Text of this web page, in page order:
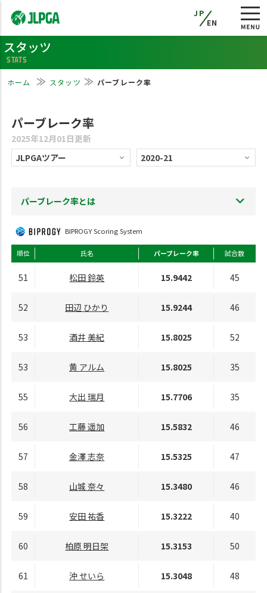
JP
EN
スタッツ
STATS
ホーム スタッツ パーブレーク率
パーブレーク率
2025年12月01日更新
パーブレーク率とは
BIPROGY Scoring System
順位 氏名 パーブレーク率 試合数
51 松田 鈴英 15.9442 45
52 田辺 ひかり 15.9244 46
53 酒井 美紀 15.8025 52
53 黄 アルム 15.8025 35
55 大出 瑞月 15.7706 35
56 工藤 遥加 15.5832 46
57 金澤 志奈 15.5325 47
58 山城 奈々 15.3480 46
59 安田 祐香 15.3222 40
60 柏原 明日架 15.3153 50
61 沖 せいら 15.3048 48